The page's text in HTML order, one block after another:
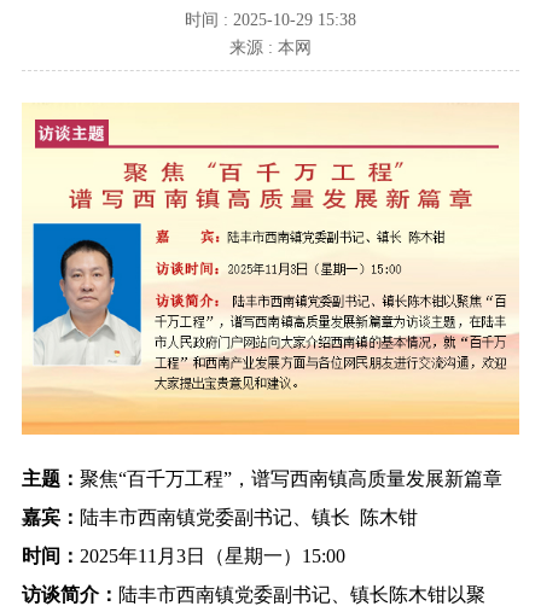
时间 : 2025-10-29 15:38
来源 : 本网
主题： 聚焦“百千万工程”，谱写西南镇高质量发展新篇章
嘉宾： 陆丰市西南镇党委副书记、镇长 陈木钳
时间： 2025年11月3日（星期一）15:00
访谈简介： 陆丰市西南镇党委副书记、镇长陈木钳以聚